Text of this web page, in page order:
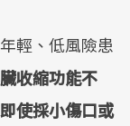
輕、低風險患
收縮功能不
使採小傷口或